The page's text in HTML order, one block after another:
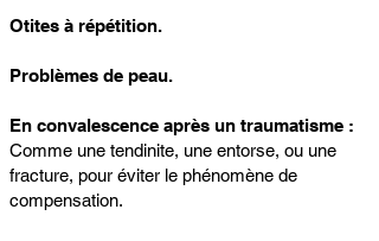
Otites à répétition.
Problèmes de peau.
En convalescence après un traumatisme :
Comme une tendinite, une entorse, ou une
fracture, pour éviter le phénomène de
compensation.